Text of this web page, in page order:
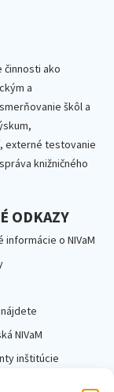
činnosti ako
a
škôl a
externé testovanie
knižničného
ODKAZY
informácie o NIVaM
NIVaM
inštitúcie